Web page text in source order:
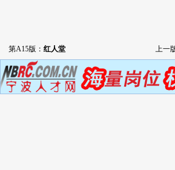
第A15版： 红人堂 上一